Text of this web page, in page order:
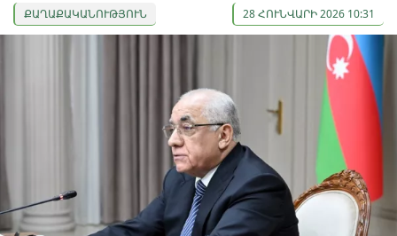
ՔԱՂԱՔԱԿԱՆՈՒԹՅՈՒՆ 28 ՀՈՒՆՎԱՐԻ 2026 10:31